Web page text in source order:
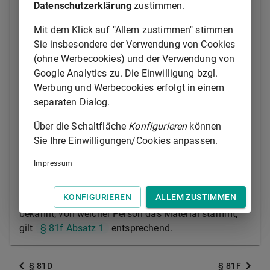
werden, soweit dies zur Erforschung des
Sachverhalts erforderlich ist. Andere Feststellungen
dürfen nicht erfolgen; hierauf gerichtete
Untersuchungen sind unzulässig.
(2) Nach Absatz 1 zulässige Untersuchungen dürfen
beschlagnahmtem Material durchgeführt werden. Ist
unbekannt, von welcher Person das Spurenmaterial
Augen-, Haar- und Hautfarbe sowie das Alter der
Person getroffen werden. Absatz 1 Satz 2 und § 81a
Abs. 3 erster Halbsatz gelten entsprechend. Ist
bekannt, von welcher Person das Material stammt,
gilt
§ 81f Absatz 1 entsprechend.
§ 81D § 81F
Datenschutzerklärung zustimmen.
Mit dem Klick auf "Allem zustimmen" stimmen
Sie insbesondere der Verwendung von Cookies
(ohne Werbecookies) und der Verwendung von
Google Analytics zu. Die Einwilligung bzgl.
Werbung und Werbecookies erfolgt in einem
separaten Dialog.
Über die Schaltfläche Konfigurierenkönnen
Sie Ihre Einwilligungen/Cookies anpassen.
Impressum
KONFIGURIEREN ALLEM ZUSTIMMEN